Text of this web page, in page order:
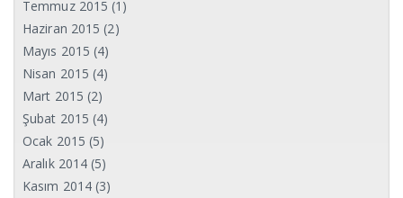
Temmuz 2015 (1)
Haziran 2015 (2)
Mayıs 2015 (4)
Nisan 2015 (4)
Mart 2015 (2)
Şubat 2015 (4)
Ocak 2015 (5)
Aralık 2014 (5)
Kasım 2014 (3)